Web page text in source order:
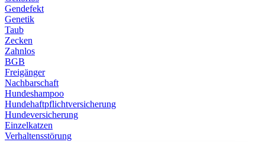
Gendefekt
Genetik
Taub
Zecken
Zahnlos
BGB
Freigänger
Nachbarschaft
Hundeshampoo
Hundehaftpflichtversicherung
Hundeversicherung
Einzelkatzen
Verhaltensstörung